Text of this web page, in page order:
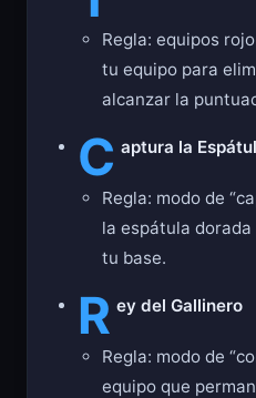
Regla: equipos
tu equipo para
alcanzar la
C aptura la
Regla: modo de
la espátula
tu base.
R ey del Gallinero
Regla: modo de
equipo que